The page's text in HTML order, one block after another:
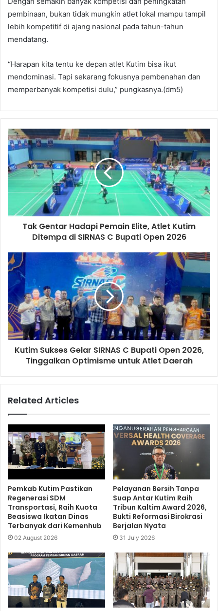
pembinaan, bukan tidak mungkin atlet lokal mampu tampil
lebih kompetitif di ajang nasional pada tahun-tahun
mendatang.
“Harapan kita tentu ke depan atlet Kutim bisa ikut
mendominasi. Tapi sekarang fokusnya pembenahan dan
memperbanyak kompetisi dulu,” pungkasnya.(dm5)
Tak Gentar Hadapi Pemain Elite, Atlet Kutim
Ditempa di SIRNAS C Bupati Open 2026
Kutim Sukses Gelar SIRNAS C Bupati Open 2026,
Tinggalkan Optimisme untuk Atlet Daerah
Related Articles
Pemkab Kutim Pastikan
Regenerasi SDM
Transportasi, Raih Kuota
Beasiswa Ikatan Dinas
Terbanyak dari Kemenhub
02 August 2026
Pelayanan Bersih Tanpa
Suap Antar Kutim Raih
Tribun Kaltim Award 2026,
Bukti Reformasi Birokrasi
Berjalan Nyata
31 July 2026